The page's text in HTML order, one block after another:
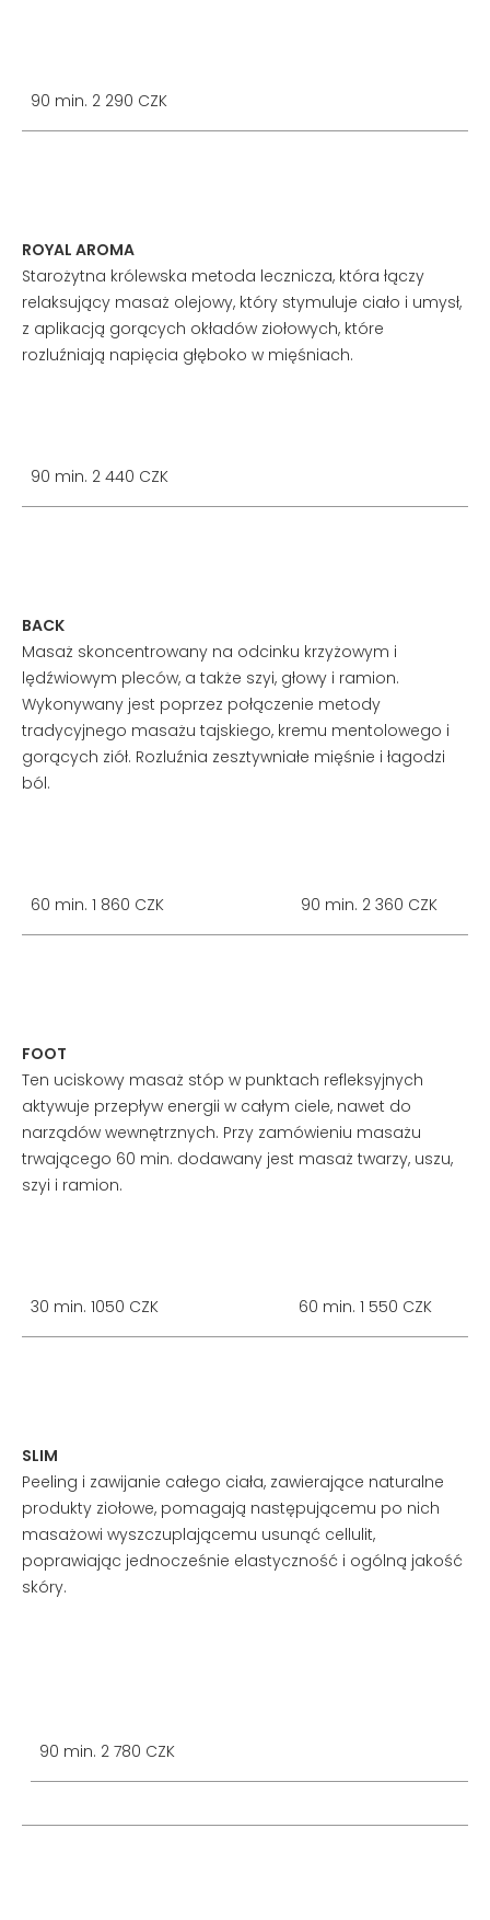
90 min. 2 290 CZK
ROYAL AROMA
Starożytna królewska metoda lecznicza, która łączy
relaksujący masaż olejowy, który stymuluje ciało i umysł,
z aplikacją gorących okładów ziołowych, które
rozluźniają napięcia głęboko w mięśniach.
90 min. 2 440 CZK
BACK
Masaż skoncentrowany na odcinku krzyżowym i
lędźwiowym pleców, a także szyi, głowy i ramion.
Wykonywany jest poprzez połączenie metody
tradycyjnego masażu tajskiego, kremu mentolowego i
gorących ziół. Rozluźnia zesztywniałe mięśnie i łagodzi
ból.
60 min. 1 860 CZK 90 min. 2 360 CZK
FOOT
Ten uciskowy masaż stóp w punktach refleksyjnych
aktywuje przepływ energii w całym ciele, nawet do
narządów wewnętrznych. Przy zamówieniu masażu
trwającego 60 min. dodawany jest masaż twarzy, uszu,
szyi i ramion.
30 min. 1050 CZK 60 min. 1 550 CZK
SLIM
Peeling i zawijanie całego ciała, zawierające naturalne
produkty ziołowe, pomagają następującemu po nich
masażowi wyszczuplającemu usunąć cellulit,
poprawiając jednocześnie elastyczność i ogólną jakość
skóry.
90 min. 2 780 CZK